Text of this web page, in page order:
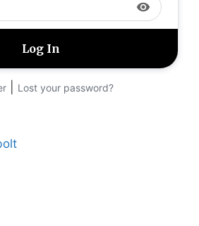
visibility
Lost your password?